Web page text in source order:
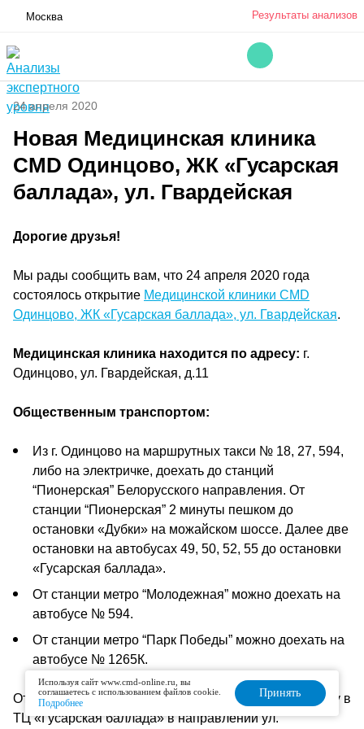
Москва Результаты анализов
24 апреля 2020
Новая Медицинская клиника
CMD Одинцово, ЖК «Гусарская
баллада», ул. Гвардейская
Дорогие друзья!
Мы рады сообщить вам, что 24 апреля 2020 года
состоялось открытие Медицинской клиники CMD
Одинцово, ЖК «Гусарская баллада», ул. Гвардейская.
Медицинская клиника находится по адресу: г.
Одинцово, ул. Гвардейская, д.11
Общественным транспортом:
Из г. Одинцово на маршрутных такси № 18, 27, 594,
либо на электричке, доехать до станций
“Пионерская” Белорусского направления. От
станции “Пионерская” 2 минуты пешком до
остановки «Дубки» на можайском шоссе. Далее две
остановки на автобусах 49, 50, 52, 55 до остановки
«Гусарская баллада».
От станции метро “Молодежная” можно доехать на
автобусе № 594.
От станции метро “Парк Победы” можно доехать на
автобусе № 1265К.
От остановки «Гусарская баллада» проход через арку в
ТЦ «Гусарская баллада» в направлении ул.
Используя сайт www.cmd-online.ru, вы
соглашаетесь с использованием файлов cookie.
Подробнее
Принять